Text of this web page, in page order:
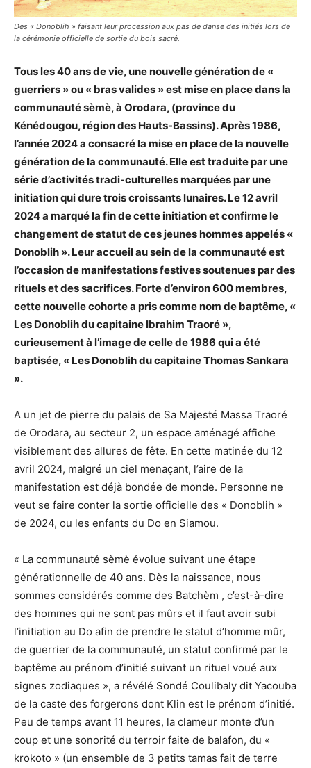
Des « Donoblih » faisant leur procession aux pas de danse des initiés lors de
la cérémonie officielle de sortie du bois sacré.
Tous les 40 ans de vie, une nouvelle génération de «
guerriers » ou « bras valides » est mise en place dans la
communauté sèmè, à Orodara, (province du
Kénédougou, région des Hauts-Bassins). Après 1986,
l’année 2024 a consacré la mise en place de la nouvelle
génération de la communauté. Elle est traduite par une
série d’activités tradi-culturelles marquées par une
initiation qui dure trois croissants lunaires. Le 12 avril
2024 a marqué la fin de cette initiation et confirme le
changement de statut de ces jeunes hommes appelés «
Donoblih ». Leur accueil au sein de la communauté est
l’occasion de manifestations festives soutenues par des
rituels et des sacrifices. Forte d’environ 600 membres,
cette nouvelle cohorte a pris comme nom de baptême, «
Les Donoblih du capitaine Ibrahim Traoré »,
curieusement à l’image de celle de 1986 qui a été
baptisée, « Les Donoblih du capitaine Thomas Sankara
».
A un jet de pierre du palais de Sa Majesté Massa Traoré
de Orodara, au secteur 2, un espace aménagé affiche
visiblement des allures de fête. En cette matinée du 12
avril 2024, malgré un ciel menaçant, l’aire de la
manifestation est déjà bondée de monde. Personne ne
veut se faire conter la sortie officielle des « Donoblih »
de 2024, ou les enfants du Do en Siamou.
« La communauté sèmè évolue suivant une étape
générationnelle de 40 ans. Dès la naissance, nous
sommes considérés comme des Batchèm , c’est-à-dire
des hommes qui ne sont pas mûrs et il faut avoir subi
l’initiation au Do afin de prendre le statut d’homme mûr,
de guerrier de la communauté, un statut confirmé par le
baptême au prénom d’initié suivant un rituel voué aux
signes zodiaques », a révélé Sondé Coulibaly dit Yacouba
de la caste des forgerons dont Klin est le prénom d’initié.
Peu de temps avant 11 heures, la clameur monte d’un
coup et une sonorité du terroir faite de balafon, du «
krokoto » (un ensemble de 3 petits tamas fait de terre